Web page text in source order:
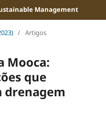
Management
/ Artigos
Mooca:
que
drenagem